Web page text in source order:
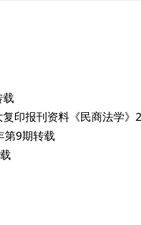
印报刊资料《民商法学》
第9期转载